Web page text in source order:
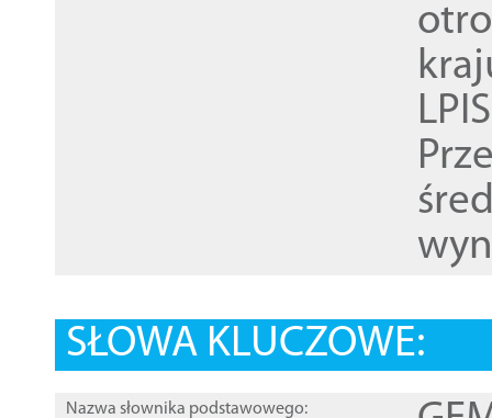
SŁOWA KLUCZOWE:
Nazwa słownika podstawowego: